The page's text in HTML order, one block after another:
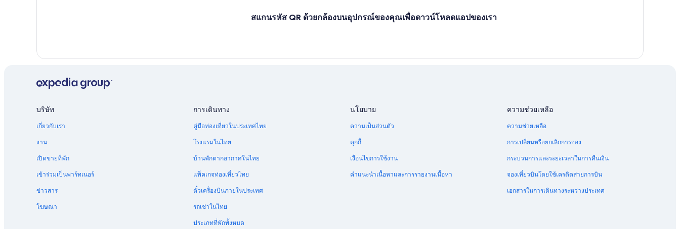
สแกนรหัส QR ด้วยกล้องบนอุปกรณ์ของคุณเพื่อดาวน์โหลดแอปของเรา
บริษัท
เกี่ยวกับเรา
งาน
เปิดขายที่พัก
เข้าร่วมเป็นพาร์ทเนอร์
ข่าวสาร
โฆษณา
การเดินทาง
คู่มือท่องเที่ยวในประเทศไทย
โรงแรมในไทย
บ้านพักตากอากาศในไทย
แพ็คเกจท่องเที่ยวไทย
ตั๋วเครื่องบินภายในประเทศ
รถเช่าในไทย
ประเภทที่พักทั้งหมด
นโยบาย
ความเป็นส่วนตัว
คุกกี้
เงื่อนไขการใช้งาน
คำแนะนำเนื้อหาและการรายงานเนื้อหา
ความช่วยเหลือ
ความช่วยเหลือ
การเปลี่ยนหรือยกเลิกการจอง
กระบวนการและระยะเวลาในการคืนเงิน
จองเที่ยวบินโดยใช้เครดิตสายการบิน
เอกสารในการเดินทางระหว่างประเทศ